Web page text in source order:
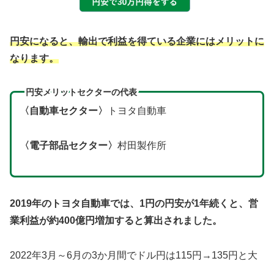
円安になると、輸出で利益を得ている企業にはメリットに
なります。
円安メリットセクターの代表
〈自動車セクター〉 トヨタ自動車
〈電子部品セクター〉 村田製作所
2019年のトヨタ自動車では、1円の円安が1年続くと、営
業利益が約400億円増加すると算出されました。
2022年3月～6月の3か月間でドル円は115円→135円と大